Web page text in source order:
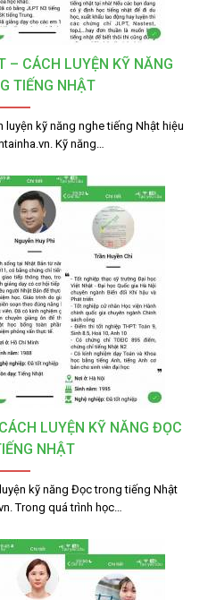
– CÁCH LUYỆN KỸ NĂNG
TIẾNG NHẬT
kỹ năng nghe tiếng Nhật hiệu
Kỹ năng…
LUYỆN KỸ NĂNG ĐỌC
NHẬT
kỹ năng Đọc trong tiếng Nhật
Trong quá trình học…